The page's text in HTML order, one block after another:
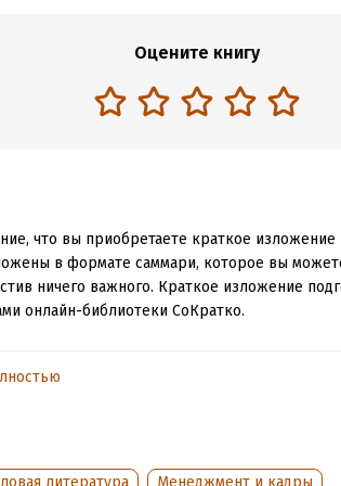
Оцените книгу
что вы приобретаете краткое
в формате саммари, которое вы
ничего важного. Краткое изложение
онлайн-библиотеки СоКратко.
На момент публикации книги они
по обучению менеджменту, а также
литература Менеджмент и кадры